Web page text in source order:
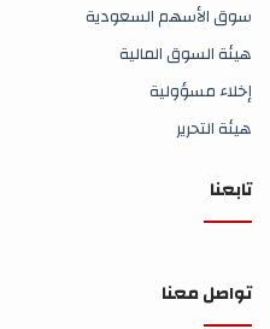
سوق الأسهم السعودية
هيئة السوق المالية
إخلاء مسؤولية
هيئة التحرير
تابعنا
تواصل معنا